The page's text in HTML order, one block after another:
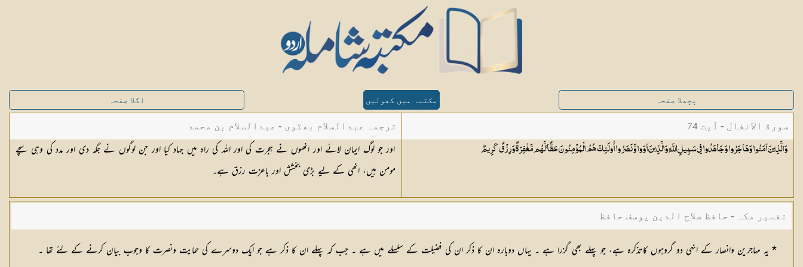
پچھلا صفحہ مکتبہ میں کھولیں اگلا صفحہ
سورة الانفال - آیت 74
وَالَّذِينَ آمَنُوا وَهَاجَرُوا وَجَاهَدُوا فِي سَبِيلِ اللَّهِ وَالَّذِينَ آوَوا وَّنَصَرُوا أُولَٰئِكَ هُمُ الْمُؤْمِنُونَ حَقًّا ۚ لَّهُم مَّغْفِرَةٌ وَرِزْقٌ كَرِيمٌ
ترجمہ عبدالسلام بھٹوی - عبدالسلام بن محمد
اور جو لوگ ایمان لائے اور انھوں نے ہجرت کی اور اللہ کی راہ میں جہاد کیا اور جن لوگوں نے جگہ دی اور مدد کی وہی سچے
مومن ہیں، انھی کے لیے بڑی بخشش اور باعزت رزق ہے۔
تفسیر مکہ - حافظ صلاح الدین یوسف حافظ
* یہ مہاجرین وانصار کے انہی دو گروہوں کاتذکرہ ہے، جو پہلے بھی گزرا ہے ۔ یہاں دوبارہ ان کا ذکر ان کی فضیلت کے سلسلے میں ہے ۔ جب کہ پہلے ان کا ذکر ہے جو ایک دوسرے کی حمایت ونصرت کا وجوب بیان کرنے کے لئے تھا ۔